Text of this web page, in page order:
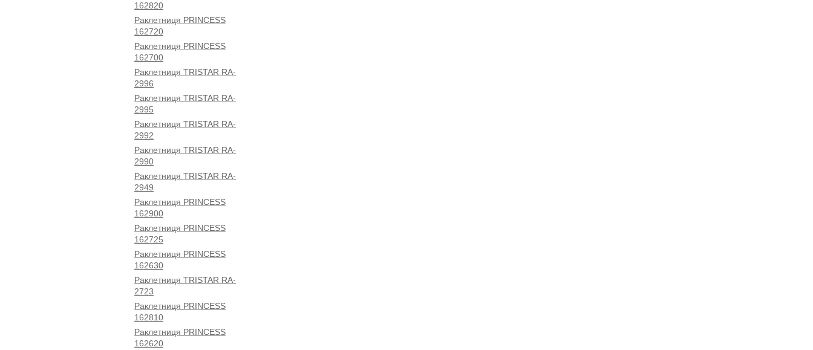
162820
Раклетниця PRINCESS
162720
Раклетниця PRINCESS
162700
Раклетниця TRISTAR RA-
2996
Раклетниця TRISTAR RA-
2995
Раклетниця TRISTAR RA-
2992
Раклетниця TRISTAR RA-
2990
Раклетниця TRISTAR RA-
2949
Раклетниця PRINCESS
162900
Раклетниця PRINCESS
162725
Раклетниця PRINCESS
162630
Раклетниця TRISTAR RA-
2723
Раклетниця PRINCESS
162810
Раклетниця PRINCESS
162620